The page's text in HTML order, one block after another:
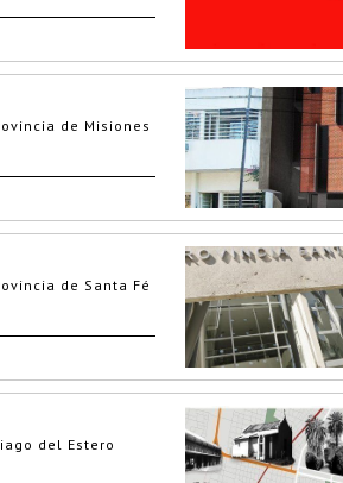
de Misiones
de Santa Fé
del Estero